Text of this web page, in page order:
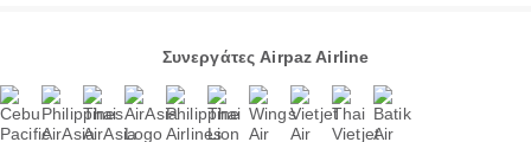
Συνεργάτες Airpaz Airline